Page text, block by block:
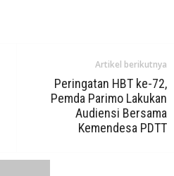
Artikel berikutnya
Peringatan HBT ke-72,
Pemda Parimo Lakukan
Audiensi Bersama
Kemendesa PDTT